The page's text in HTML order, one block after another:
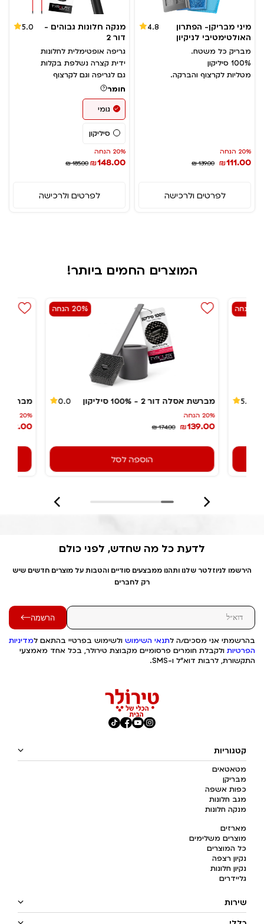
מיני מבריקן- הפתרון
האולטימטיבי לניקיון
4.8
מבריק כל משטח.
100% סיליקון
מטליות לקרצוף והברקה.
20% הנחה
₪111.00
₪ 139.00
לפרטים ולרכישה
מנקה חלונות גבוהים -
דור 2
5.0
גריפה אופטימלית לחלונות
ידית קצרה נשלפת בקלות
גם לגריפה וגם לקרצוף
חומר
גומי
סיליקון
20% הנחה
₪148.00
₪ 185.00
לפרטים ולרכישה
המוצרים החמים ביותר!
5.0
20% הנחה
מברשת אסלה דור 2 - 100% סיליקון 0.0
20% הנחה
₪139.00
₪ 174.00
הוספה לסל
מבריקן
20% הנחה
132.00
לדעת כל מה שחדש, לפני כולם
הירשמו לניוזלטר שלנו ותהנו ממבצעים סודיים והטבות על מוצרים חדשים שיש
רק לחברים
הרשמה
בהרשמתי אני מסכים/ה לתנאי השימוש ולשימוש בפרטיי בהתאם למדיניות
הפרטיות ולקבלת חומרים פרסומיים מקבוצת טירולר, בכל אחד מאמצעי
התקשורת, לרבות דוא"ל ו-SMS.
קטגוריות
מטאטאים
מבריקן
כפות אשפה
מגב חלונות
מנקה חלונות
מארזים
מוצרים משלימים
כל המוצרים
נקיון רצפה
נקיון חלונות
גליידרים
שירות